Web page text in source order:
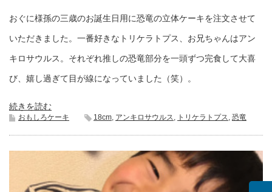
おぐに様孫の三歳のお誕生日用に恐竜の立体ケーキを注文させて
いただきました。一番好きなトリケラトプス、お兄ちゃんはアン
キロサウルス。それぞれ推しの恐竜部分を一頭ずつ完食して大喜
び、嬉し過ぎて目が線になっていました（笑）。
続きを読む
おもしろケーキ 18cm アンキロサウルス トリケラトプス 恐竜